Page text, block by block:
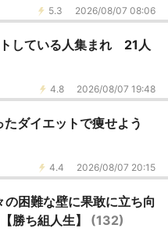
5.3 2026/08/07 08:06
している人集まれ 21人
4.8 2026/08/07 19:48
たダイエットで痩せよう
4.4 2026/08/07 20:15
の困難な壁に果敢に立ち向
勝ち組人生】 (132)